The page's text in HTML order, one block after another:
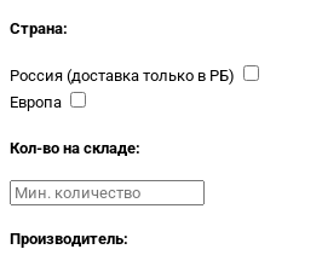
Страна:
Россия (доставка только в РБ)
Европа
Кол-во на складе:
Производитель: